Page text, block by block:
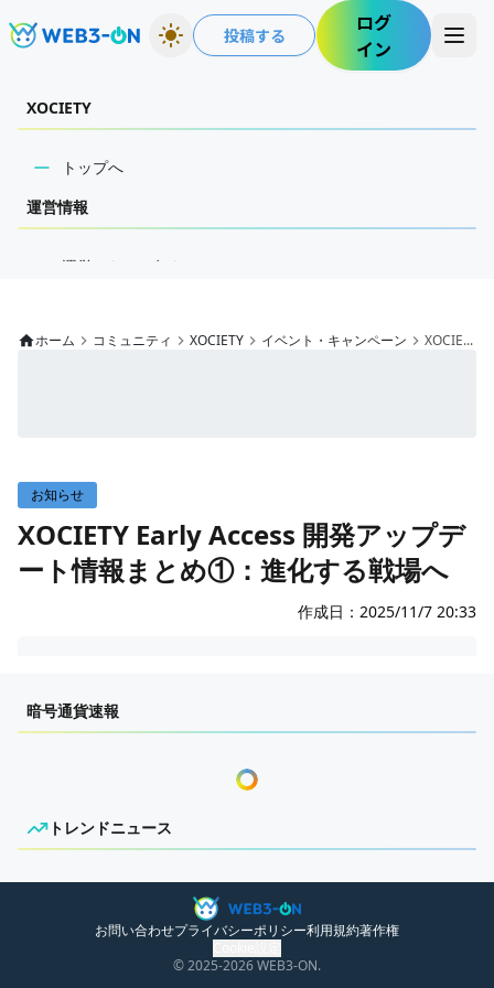
投稿する
ログ
イン
XOCIETY
トップへ
運営情報
運営からのお知らせ
公式コミュニティ掲示板
攻略・質問掲示板
パーティ・仲間募集
ファンコンテンツ
ホーム コミュニティ XOCIETY イベント・キャンペーン XOCIE...
お知らせ
XOCIETY Early Access 開発アップデ
ート情報まとめ①：進化する戦場へ
作成日： 2025/11/7 20:33
暗号通貨速報
トレンドニュース
ニュースがありません。
お問い合わせプライバシーポリシー利用規約著作権
© 2025-2026WEB3-ON.